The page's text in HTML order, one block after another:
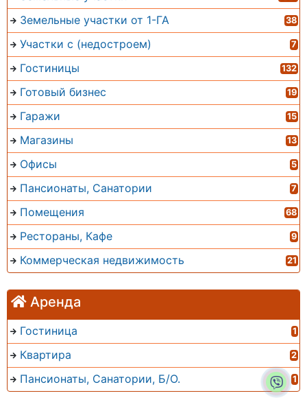
Земельные участки от 1-ГА 38
Участки с (недостроем) 7
Гостиницы 132
Готовый бизнес 19
Гаражи 15
Магазины 13
Офисы 5
Пансионаты, Санатории 7
Помещения 68
Рестораны, Кафе 9
Коммерческая недвижимость 21
Аренда
Гостиница 1
Квартира 2
Пансионаты, Санатории, Б/О. 1